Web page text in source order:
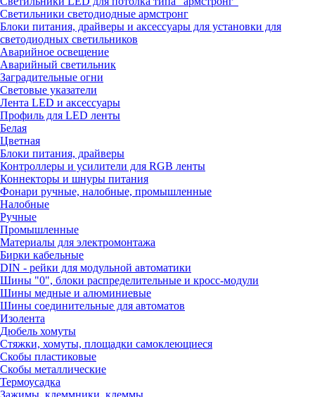
Светильники светодиодные армстронг
Блоки питания, драйверы и аксессуары для установки для
светодиодных светильников
Аварийное освещение
Аварийный светильник
Заградительные огни
Световые указатели
Лента LED и аксессуары
Профиль для LED ленты
Белая
Цветная
Блоки питания, драйверы
Контроллеры и усилители для RGB ленты
Коннекторы и шнуры питания
Фонари ручные, налобные, промышленные
Налобные
Ручные
Промышленные
Материалы для электромонтажа
Бирки кабельные
DIN - рейки для модульной автоматики
Шины "0", блоки распределительные и кросс-модули
Шины медные и алюминиевые
Шины соединительные для автоматов
Изолента
Дюбель хомуты
Стяжки, хомуты, площадки самоклеющиеся
Скобы пластиковые
Скобы металлические
Термоусадка
Зажимы, клеммники, клеммы